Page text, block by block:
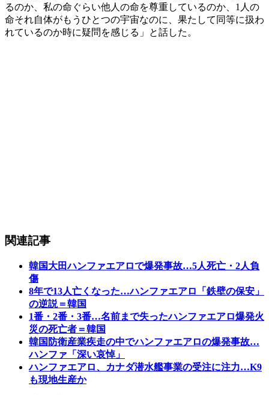
るのか、私の命ぐらい他人の命を尊重しているのか、1人の
命それ自体がもうひとつの宇宙なのに、果たして同等に扱わ
れているのか時に疑問を感じる」と話した。
関連記事
韓国大田ハンファエアロで爆発事故…5人死亡・2人負
傷
8年で13人亡くなった…ハンファエアロ「鉄壁の保安」
の逆説＝韓国
1番・2番・3番…名前まで失ったハンファエアロ爆発火
災の死亡者＝韓国
韓国防衛産業疾走の中でハンファエアロの爆発事故…
ハンファ「深い哀悼」
ハンファエアロ、カナダ潜水艦事業の受注に注力…K9
も現地生産か